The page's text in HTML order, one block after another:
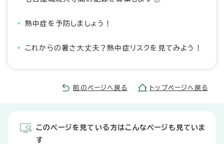
熱中症を予防しましょう！
これからの暑さ大丈夫？熱中症リスクを見てみよう！
前のページへ戻る トップページへ戻る
このページを見ている方はこんなページも見ていま
す